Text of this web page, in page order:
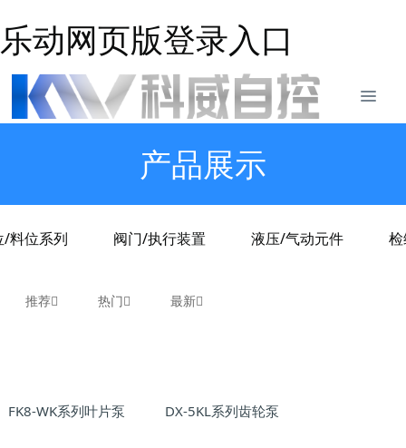
乐动网页版登录入口
产品展示
/料位系列 阀门/执行装置 液压/气动元件
推荐 热门 最新
FK8-WK系列叶片泵 DX-5KL系列齿轮泵